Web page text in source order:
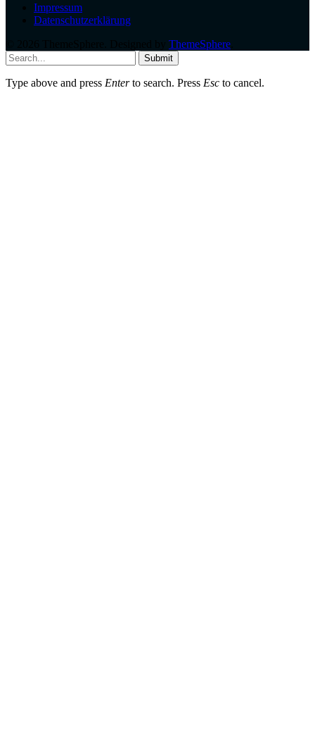
Impressum
Datenschutzerklärung
ThemeSphere
Submit
Type above and press Enterto search. Press Esc to cancel.